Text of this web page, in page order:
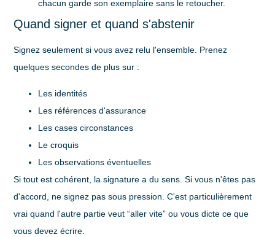
chacun garde son exemplaire sans le retoucher.
Quand signer et quand s'abstenir
Signez seulement si vous avez relu l'ensemble. Prenez
quelques secondes de plus sur :
Les identités
Les références d'assurance
Les cases circonstances
Le croquis
Les observations éventuelles
Si tout est cohérent, la signature a du sens. Si vous n'êtes pas
d'accord, ne signez pas sous pression. C'est particulièrement
vrai quand l'autre partie veut “aller vite” ou vous dicte ce que
vous devez écrire.